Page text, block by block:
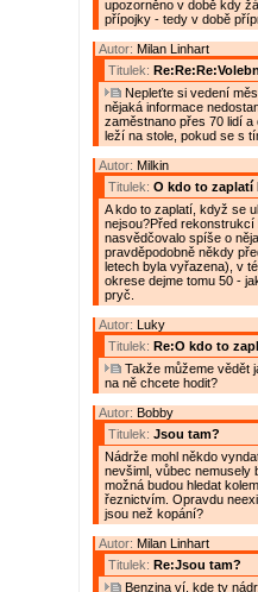
upozorněno v době kdy
přípojky - tedy v době
Autor: Milan Linhart
Titulek:
Nepleťte si vedení
nějaká informace
zaměstnano přes 70 lidí
leží na stole, pokud se s
Autor: Milkin
Titulek: O kdo to zaplatí
A kdo to zaplatí, když se
nejsou?Před
nasvědčovalo spíše o
pravděpodobně někdy
letech byla vyřazena), v
okrese dejme tomu 50 -
pryč.
Autor: Luky
Titulek: Re:O kdo to
Takže můžeme vědět
na ně chcete hodit?
Autor: Bobby
Titulek: Jsou tam?
Nádrže mohl někdo
nevšiml, vůbec nemusely
možná budou hledat
řeznictvím. Opravdu
jsou než kopání?
Autor: Milan Linhart
Titulek: Re:Jsou tam?
Benzina ví, kde ty